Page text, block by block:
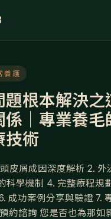
養護
題根本解決之
係｜專業養毛
技術
皮屑成因深度解析 2.
科學機制 4. 完整療程規
成功案例分享與驗證 7.
約諮詢 您是否也為那如